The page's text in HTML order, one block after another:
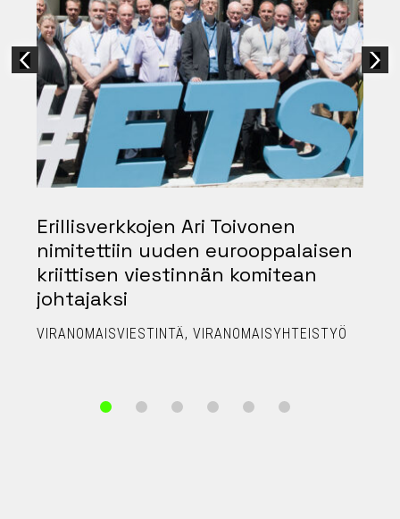
Erillisverkkojen Ari Toivonen
nimitettiin uuden eurooppalaisen
kriittisen viestinnän komitean
johtajaksi
VIRANOMAISVIESTINTÄ VIRANOMAISYHTEISTYÖ